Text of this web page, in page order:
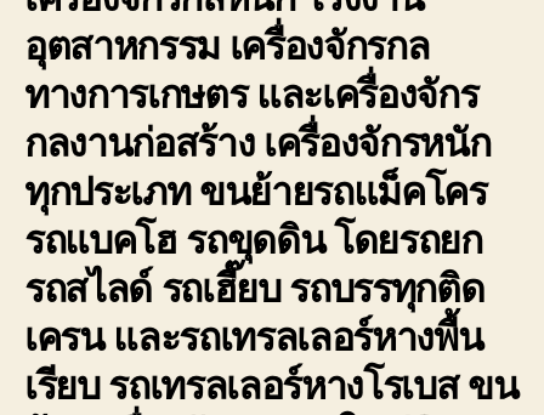
อุตสาหกรรม เครื่องจักรกล
ทางการเกษตร และเครื่องจักร
กลงานก่อสร้าง เครื่องจักรหนัก
ทุกประเภท ขนย้ายรถแม็คโคร
รถแบคโฮ รถขุดดิน โดยรถยก
รถสไลด์ รถเฮี๊ยบ รถบรรทุกติด
เครน และรถเทรลเลอร์หางพื้น
เรียบ รถเทรลเลอร์หางโรเบส ขน